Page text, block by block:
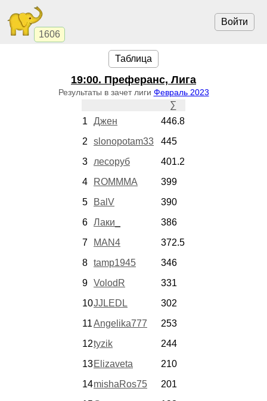
1606
Войти
Таблица
19:00. Преферанс, Лига
Результаты в зачет лиги Февраль 2023
∑
1
Джен
446.8
2
slonopotam33
445
3
лесоруб
401.2
4
ROMMMA
399
5
BalV
390
6 Лаки_
386
7
MAN4
372.5
8 tamp1945
346
9 VolodR
331
10JJLEDL
302
11Angelika777
253
12tyzik
244
13Elizaveta
210
14mishaRos75
201